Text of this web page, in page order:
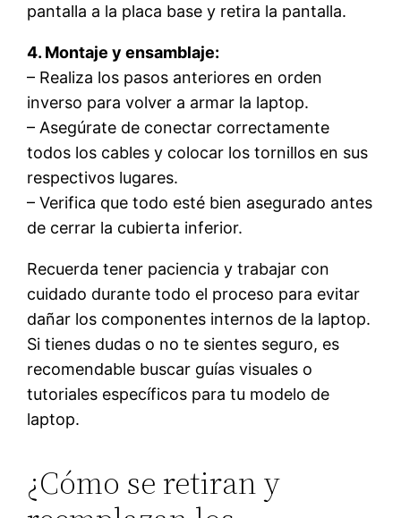
pantalla a la placa base y retira la pantalla.
4. Montaje y ensamblaje:
– Realiza los pasos anteriores en orden
inverso para volver a armar la laptop.
– Asegúrate de conectar correctamente
todos los cables y colocar los tornillos en sus
respectivos lugares.
– Verifica que todo esté bien asegurado antes
de cerrar la cubierta inferior.
Recuerda tener paciencia y trabajar con
cuidado durante todo el proceso para evitar
dañar los componentes internos de la laptop.
Si tienes dudas o no te sientes seguro, es
recomendable buscar guías visuales o
tutoriales específicos para tu modelo de
laptop.
¿Cómo se retiran y